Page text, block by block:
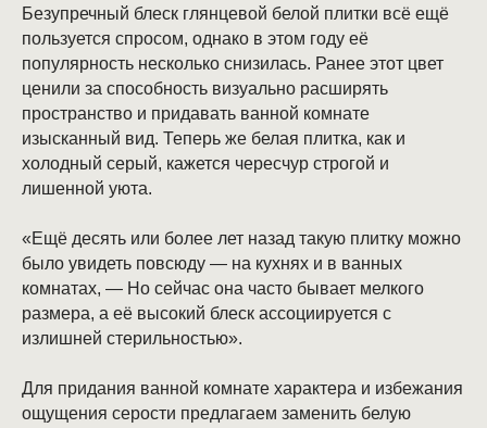
Безупречный блеск глянцевой белой плитки всё ещё
пользуется спросом, однако в этом году её
популярность несколько снизилась. Ранее этот цвет
ценили за способность визуально расширять
пространство и придавать ванной комнате
изысканный вид. Теперь же белая плитка, как и
холодный серый, кажется чересчур строгой и
лишенной уюта.
«Ещё десять или более лет назад такую плитку можно
было увидеть повсюду — на кухнях и в ванных
комнатах, — Но сейчас она часто бывает мелкого
размера, а её высокий блеск ассоциируется с
излишней стерильностью».
Для придания ванной комнате характера и избежания
ощущения серости предлагаем заменить белую